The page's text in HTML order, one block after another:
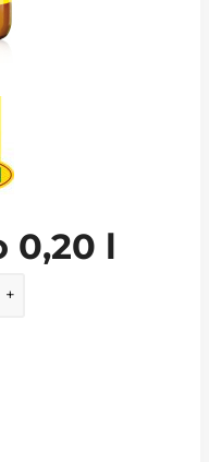
0,20 l
+